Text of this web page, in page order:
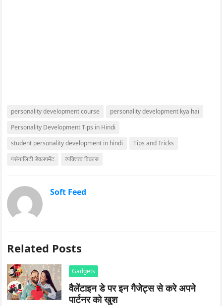
personality development course
personality development kya hai
Personality Development Tips in Hindi
student personality development in hindi
Tips and Tricks
पर्सनालिटी डेवलपमेंट
व्यक्तित्व विकास
Soft Feed
Related Posts
Gadgets
वैलेंटाइन डे पर इन गैजेट्स से करे अपने
पार्टनर को खुश